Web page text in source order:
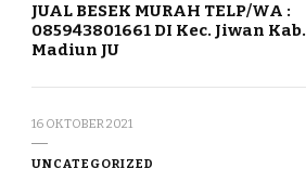
JUAL BESEK MURAH TELP/WA :
085943801661 DI Kec. Jiwan Kab.
Madiun JU
16 OKTOBER 2021
UNCATEGORIZED